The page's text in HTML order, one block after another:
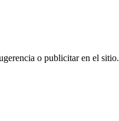
o publicitar en el sitio.